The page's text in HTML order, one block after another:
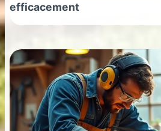
efficacement